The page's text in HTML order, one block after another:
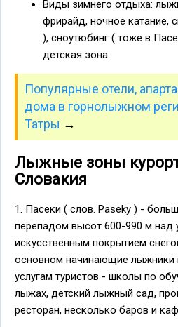
Виды зимнего отдыха:
фрирайд, ночное катание,
), сноутюбинг ( тоже в
детская зона
Популярные отели,
дома в горнолыжном
Татры →
Лыжные зоны
Словакия
1. Пасеки ( слов. Paseky ) -
перепадом высот 600-990 м над
искусственным покрытием
основном начинающие лыжники
услугам туристов - школы по
лыжах, детский лыжный сад,
ресторан, несколько баров и